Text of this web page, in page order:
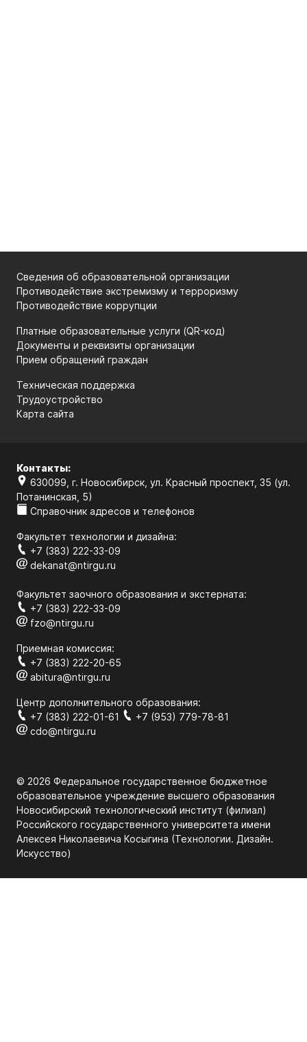
Сведения об образовательной организации
Противодействие экстремизму и терроризму
Противодействие коррупции
Платные образовательные услуги (QR-код)
Документы и реквизиты организации
Прием обращений граждан
Техническая поддержка
Трудоустройство
Карта сайта
Контакты:
630099, г. Новосибирск, ул. Красный проспект, 35 (ул.
Потанинская, 5)
Справочник адресов и телефонов
Факультет технологии и дизайна:
+7 (383) 222-33-09
dekanat@ntirgu.ru
Факультет заочного образования и экстерната:
+7 (383) 222-33-09
fzo@ntirgu.ru
Приемная комиссия:
+7 (383) 222-20-65
abitura@ntirgu.ru
Центр дополнительного образования:
+7 (383) 222-01-61
+7 (953) 779-78-81
cdo@ntirgu.ru
© 2026 Федеральное государственное бюджетное
образовательное учреждение высшего образования
Новосибирский технологический институт (филиал)
Российского государственного университета имени
Алексея Николаевича Косыгина (Технологии. Дизайн.
Искуcство)